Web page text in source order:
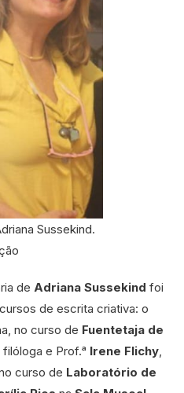
Sussekind.
de Adriana Sussekind foi
de escrita criativa: o
no curso de Fuentetaja de
filóloga e Prof.ᵃ Irene Flichy
curso de Laboratório de